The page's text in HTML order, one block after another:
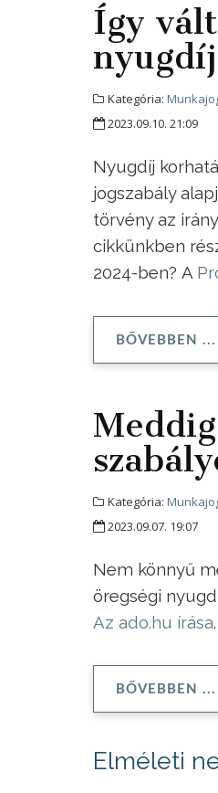
Így
Kategória:
2023.09.10. 21:09
Nyugdíj
jogszabály
törvény az
cikkünkben
2024-ben? A
BŐVEBBEN ...
Kategória:
2023.09.07. 19:07
Nem könnyű
öregségi
Az ado.hu írása.
BŐVEBBEN ...
Elméleti